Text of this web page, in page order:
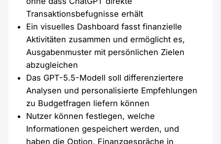
Transaktionsbefugnisse erhält
Ein visuelles Dashboard fasst finanzielle
Aktivitäten zusammen und ermöglicht es,
Ausgabenmuster mit persönlichen Zielen
abzugleichen
Das GPT-5.5-Modell soll differenziertere
Analysen und personalisierte Empfehlungen
zu Budgetfragen liefern können
Nutzer können festlegen, welche
Informationen gespeichert werden, und
haben die Option, Finanzgespräche in